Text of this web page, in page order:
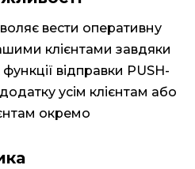
вести оперативну
клієнтами завдяки
відправки PUSH-
усім клієнтам або
окремо